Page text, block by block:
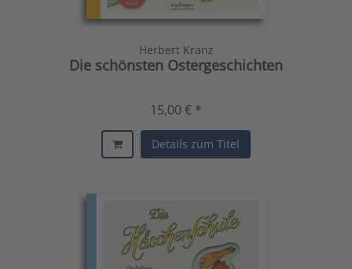
Herbert Kranz
Die schönsten Ostergeschichten
15,00 € *
Details zum Titel